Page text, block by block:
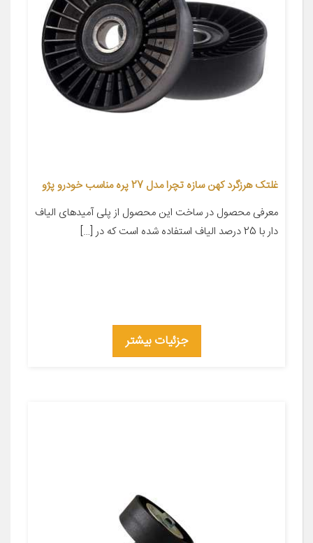
غلتک هرزگرد کهن سازه تچرا مدل 27 پره مناسب خودرو پژو
معرفی محصول در ساخت این محصول از پلی آمیدهای الیاف
دار با 25 درصد الیاف استفاده شده است که در […]
جزئیات بیشتر